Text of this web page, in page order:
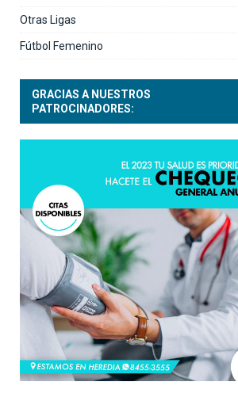
Otras Ligas
Fútbol Femenino
GRACIAS A NUESTROS
PATROCINADORES: